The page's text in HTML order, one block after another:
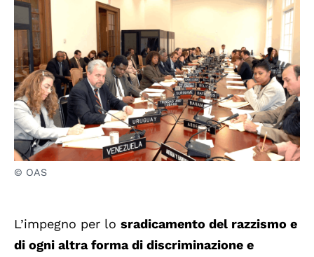
© OAS
L’impegno per lo sradicamento del razzismo e
di ogni altra forma di discriminazione e